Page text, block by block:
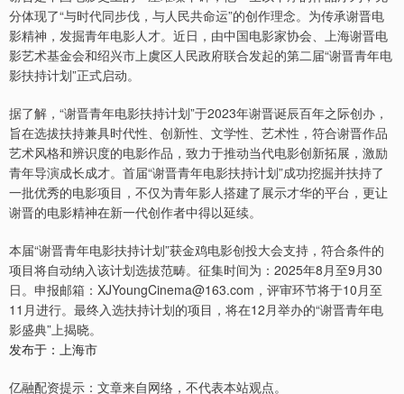
分体现了“与时代同步伐，与人民共命运”的创作理念。为传承谢晋电
影精神，发掘青年电影人才。近日，由中国电影家协会、上海谢晋电
影艺术基金会和绍兴市上虞区人民政府联合发起的第二届“谢晋青年电
影扶持计划”正式启动。
据了解，“谢晋青年电影扶持计划”于2023年谢晋诞辰百年之际创办，
旨在选拔扶持兼具时代性、创新性、文学性、艺术性，符合谢晋作品
艺术风格和辨识度的电影作品，致力于推动当代电影创新拓展，激励
青年导演成长成才。首届“谢晋青年电影扶持计划”成功挖掘并扶持了
一批优秀的电影项目，不仅为青年影人搭建了展示才华的平台，更让
谢晋的电影精神在新一代创作者中得以延续。
本届“谢晋青年电影扶持计划”获金鸡电影创投大会支持，符合条件的
项目将自动纳入该计划选拔范畴。征集时间为：2025年8月至9月30
日。申报邮箱：XJYoungCinema@163.com，评审环节将于10月至
11月进行。最终入选扶持计划的项目，将在12月举办的“谢晋青年电
影盛典”上揭晓。
发布于：上海市
亿融配资提示：文章来自网络，不代表本站观点。